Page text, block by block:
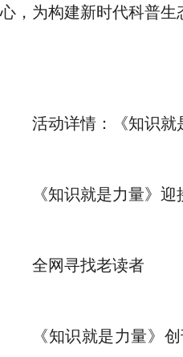
心，为构建新时代科普生
活动详情：《知识就
《知识就是力量》
全网寻找老读者
《知识就是力量》